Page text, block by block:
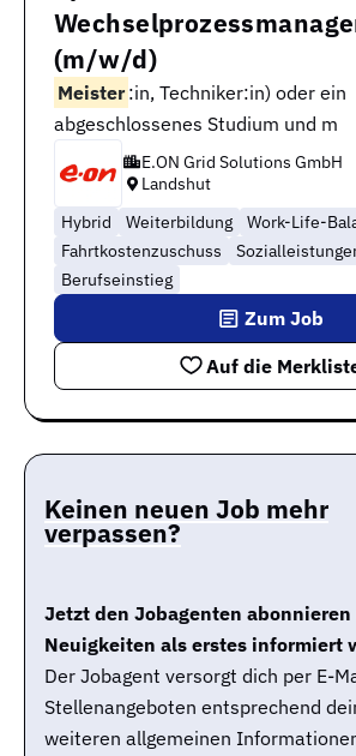
(m/w/d)
Meister :in, Techniker:in) oder ein
abgeschlossenes Studium und m
E.ON Grid Solutions GmbH
Landshut
Hybrid
Weiterbildung
Work-Life-
Fahrtkostenzuschuss
Berufseinstieg
Auf die
Zum Job
Keinen neuen Job mehr
verpassen?
Jetzt den Jobagenten
Neuigkeiten als erstes informiert
Der Jobagent versorgt dich per E-
Stellenangeboten entsprechend
weiteren allgemeinen